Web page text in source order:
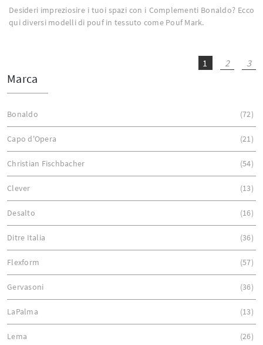
Desideri impreziosire i tuoi spazi con i Complementi Bonaldo? Ecco
qui diversi modelli di pouf in tessuto come Pouf Mark.
1 2 3
Marca
Bonaldo 72
Capo d'Opera 21
Christian Fischbacher 54
Clever 13
Desalto 16
Ditre Italia 36
Flexform 57
Gervasoni 36
LaPalma 13
Lema 26